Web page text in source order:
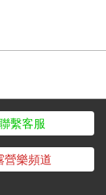
繫客服
營樂頻道